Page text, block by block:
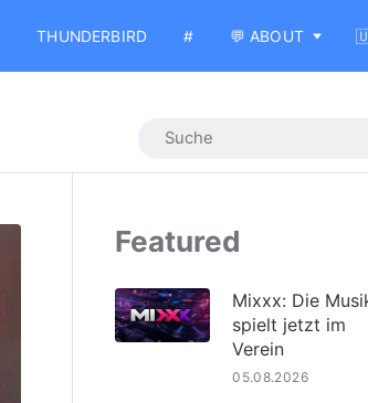
THUNDERBIRD # 💬 ABOUT
Featured
Mixxx: Die
spielt jetzt im
Verein
05.08.2026